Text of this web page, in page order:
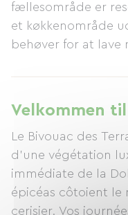
fællesområde er
et køkkenområde
behøver for at lave
brusebad (med
selvfølgelig
Terrasses på
lokale og
økologiske og fra
Morgenmad og
taknemmelige for
Velkommen
Le Bivouac des
d'une végétation
immédiate de la
épicéas côtoient le noyer,
cerisier. Vos